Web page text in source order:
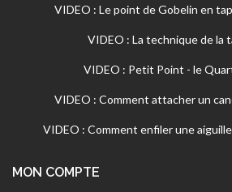
VIDEO : Le point de Gobelin en
VIDEO : La technique de la
VIDEO : Petit Point - le
VIDEO : Comment attacher un
VIDEO : Comment enfiler une
MON COMPTE